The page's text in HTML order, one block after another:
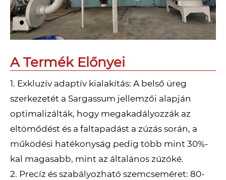
A Termék Előnyei
1. Exkluzív adaptív kialakítás: A belső üreg
szerkezetét a Sargassum jellemzői alapján
optimalizálták, hogy megakadályozzák az
eltömődést és a faltapadást a zúzás során, a
működési hatékonyság pedig több mint 30%-
kal magasabb, mint az általános zúzóké.
2. Precíz és szabályozható szemcseméret: 80-